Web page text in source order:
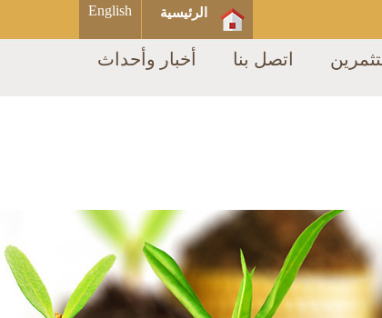
الرئيسية English
اتصل بنا أخبار وأحداث